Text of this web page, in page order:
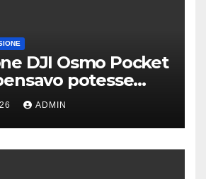
DJI Osmo Pocket
potesse
tanto
ADMIN